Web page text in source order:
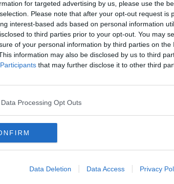
for targeted advertising by us, please use the
Please note that after your opt-out request is
interest-based ads based on personal information
to third parties prior to your opt-out. You may
of your personal information by third parties on the
information may also be disclosed by us to third
that may further disclose it to other third
Processing Opt Outs
Data Deletion Data Access Privacy
fra:
skal godkendes før den bliver synlig
2013-04-02 14:00:59
også laves som portionsanretninger med 1 østers til hver